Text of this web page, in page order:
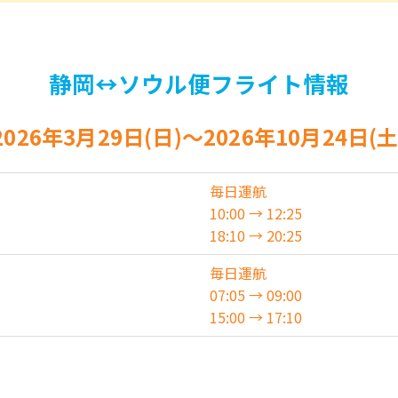
静岡↔ソウル便フライト情報
年3月29日(日)〜2026年10月24日(
毎日運航
10:00 → 12:25
18:10 → 20:25
毎日運航
07:05 → 09:00
15:00 → 17:10